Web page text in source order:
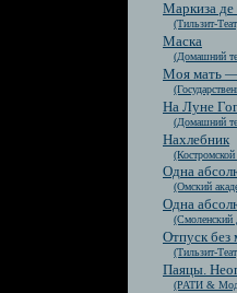
Маркиза де
(Тильзит-
Маска
(Домашний
Моя мать
На Луне
(Домашний
Нахлебник
(Костромской
Одна
(Омский
Одна
(Смоленский
Отпуск
(Тильзит-
Паяцы.
(РАТИ &